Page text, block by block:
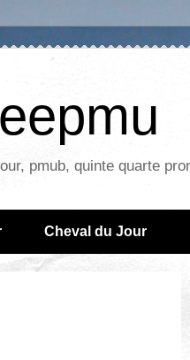
pmub, quinte quarte
Cheval du Jour